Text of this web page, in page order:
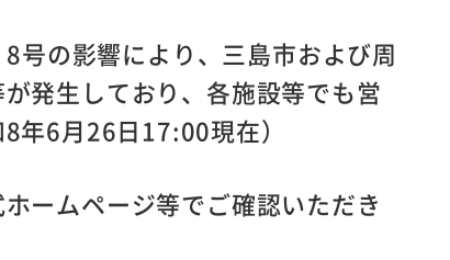
号の影響により、三島市および周
発生しており、各施設等でも営
年6月26日17:00現在）
ームページ等でご確認いただき